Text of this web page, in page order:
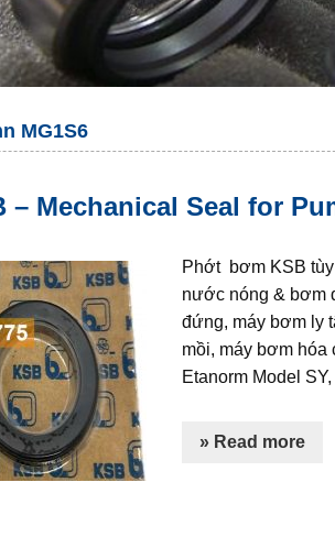
MG1S6
– Mechanical Seal for
Phớt bơm KSB
nước nóng & bơm
đứng, máy bơm ly
mồi, máy bơm
Etanorm Model
» Read more